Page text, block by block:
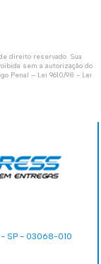
direito reservado. Sua
sem a autorização do
Penal – Lei 9610/98 - Lei
- SP - 03068-010